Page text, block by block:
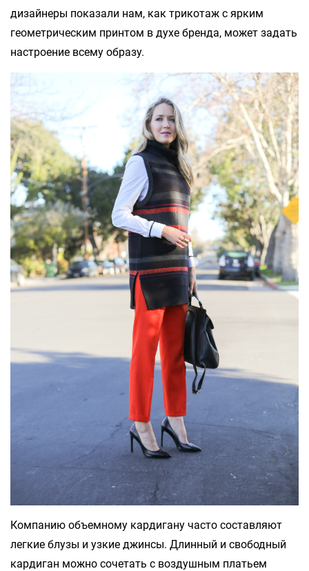
дизайнеры показали нам, как трикотаж с ярким
геометрическим принтом в духе бренда, может задать
настроение всему образу.
Компанию объемному кардигану часто составляют
легкие блузы и узкие джинсы. Длинный и свободный
кардиган можно сочетать с воздушным платьем